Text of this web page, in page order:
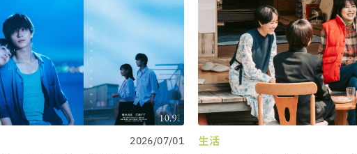
2026/07/01 生活